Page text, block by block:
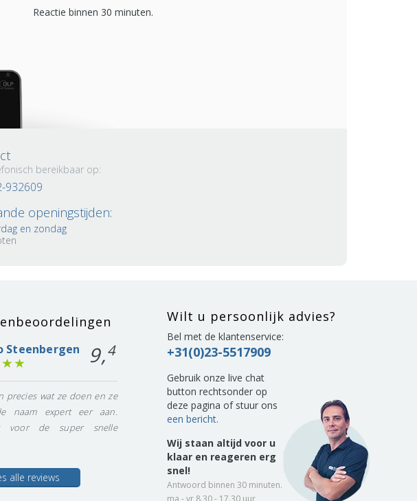
Reactie binnen 30 minuten.
bereikbaar op:
932609
openingstijden:
en zondag
Steenbergen 9,4
precies wat ze doen en ze
naam expert eer aan.
voor de super snelle
alle reviews
Wilt u persoonlijk advies?
Bel met de klantenservice:
+31(0)23-5517909
Gebruik onze live chat
button rechtsonder op
deze pagina of stuur ons
een bericht.
Wij staan altijd voor u
klaar en reageren erg
snel!
Antwoord binnen 30 minuten.
ma - vr 8.30 - 17.30 uur